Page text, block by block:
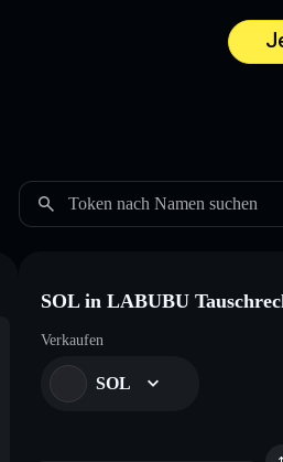
Token nach Namen suchen
SOL in LABUBU
Verkaufen
SOL